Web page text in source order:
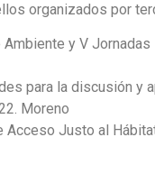
organizados por
Ambiente y V
para la discusión y
Moreno
Acceso Justo al